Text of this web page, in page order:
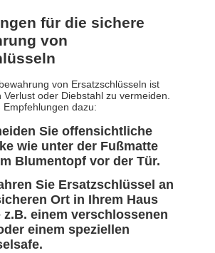
für die sichere
von
von Ersatzschlüsseln ist
Verlust oder Diebstahl zu vermeiden.
Empfehlungen dazu:
Sie offensichtliche
wie unter der Fußmatte
Blumentopf vor der Tür.
Sie Ersatzschlüssel an
Ort in Ihrem Haus
z.B. einem verschlossenen
einem speziellen